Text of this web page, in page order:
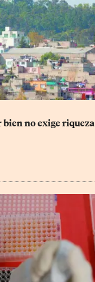
no exige riqueza